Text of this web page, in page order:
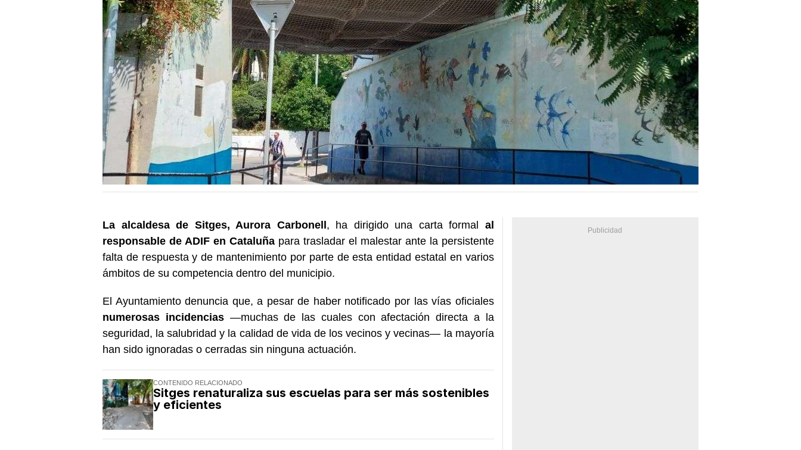
La alcaldesa de Sitges, Aurora Carbonell, ha dirigido una carta formal al
responsable de ADIF en Cataluñapara trasladar el malestar ante la persistente
falta de respuesta y de mantenimiento por parte de esta entidad estatal en varios
ámbitos de su competencia dentro del municipio.
El Ayuntamiento denuncia que, a pesar de haber notificado por las vías oficiales
numerosas incidencias—muchas de las cuales con afectación directa a la
seguridad, la salubridad y la calidad de vida de los vecinos y vecinas— la mayoría
han sido ignoradas o cerradas sin ninguna actuación.
CONTENIDO RELACIONADO
Sitges renaturaliza sus escuelas para ser más sostenibles
y eficientes